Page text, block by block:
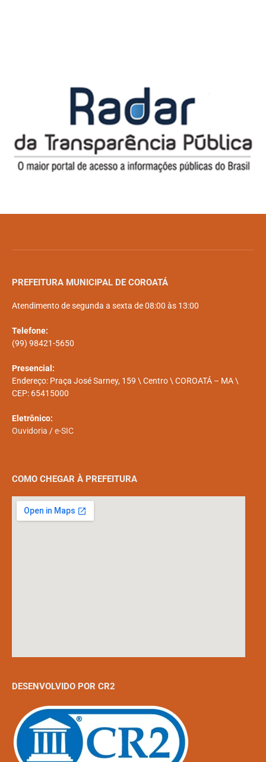
PREFEITURA MUNICIPAL DE COROATÁ
Atendimento de segunda a sexta de 08:00 às 13:00
Telefone:
(99) 98421-5650
Presencial:
Endereço: Praça José Sarney, 159 \ Centro \ COROATÁ – MA \
CEP: 65415000
Eletrônico:
Ouvidoria /e-SIC
COMO CHEGAR À PREFEITURA
DESENVOLVIDO POR CR2